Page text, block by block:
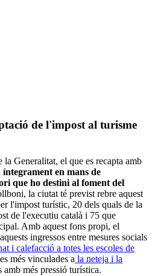
de l'impost al turisme
la Generalitat, el que es recapta amb
en mans de
que ho destini al foment del
la ciutat té previst rebre aquest
l'impost turístic, 20 dels quals de la
de l'executiu català i 75 que
Amb aquest fons propi, el
ingressos entre mesures socials
i calefacció a totes les escoles de
més vinculades a la neteja i la
amb més pressió turística.